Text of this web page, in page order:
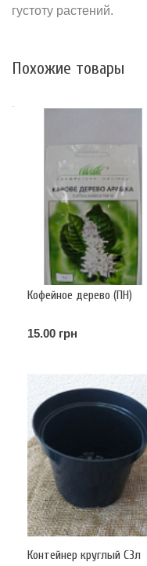
густоту растений.
Похожие товары
Кофейное дерево (ПН)
15.00 грн
Контейнер круглый С3л